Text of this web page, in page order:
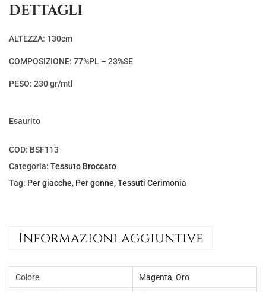
DETTAGLI
ALTEZZA: 130cm
COMPOSIZIONE: 77%PL – 23%SE
PESO: 230 gr/mtl
Esaurito
COD: BSF113
Categoria: Tessuto Broccato
Tag: Per giacche, Per gonne,Tessuti Cerimonia
Informazioni aggiuntive
Colore Magenta, Oro